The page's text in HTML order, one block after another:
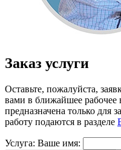
Заказ услуги
Оставьте, пожалуйста,
вами в ближайшее рабочее
предназначена только для
работу подаются в разделе
Услуга: Ваше имя: